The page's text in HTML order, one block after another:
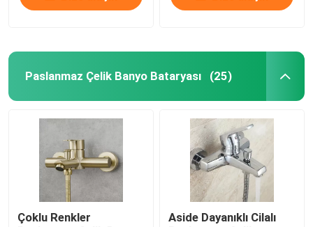
Paslanmaz Çelik Banyo Bataryası (25)
Çoklu Renkler
Aside Dayanıklı Cilalı